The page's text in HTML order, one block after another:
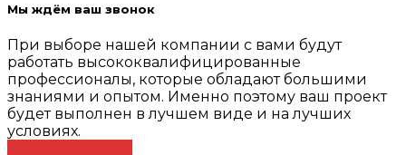
Мы ждём ваш звонок
При выборе нашей компании с вами будут
работать высококвалифицированные
профессионалы, которые обладают большими
знаниями и опытом. Именно поэтому ваш проект
будет выполнен в лучшем виде и на лучших
условиях.